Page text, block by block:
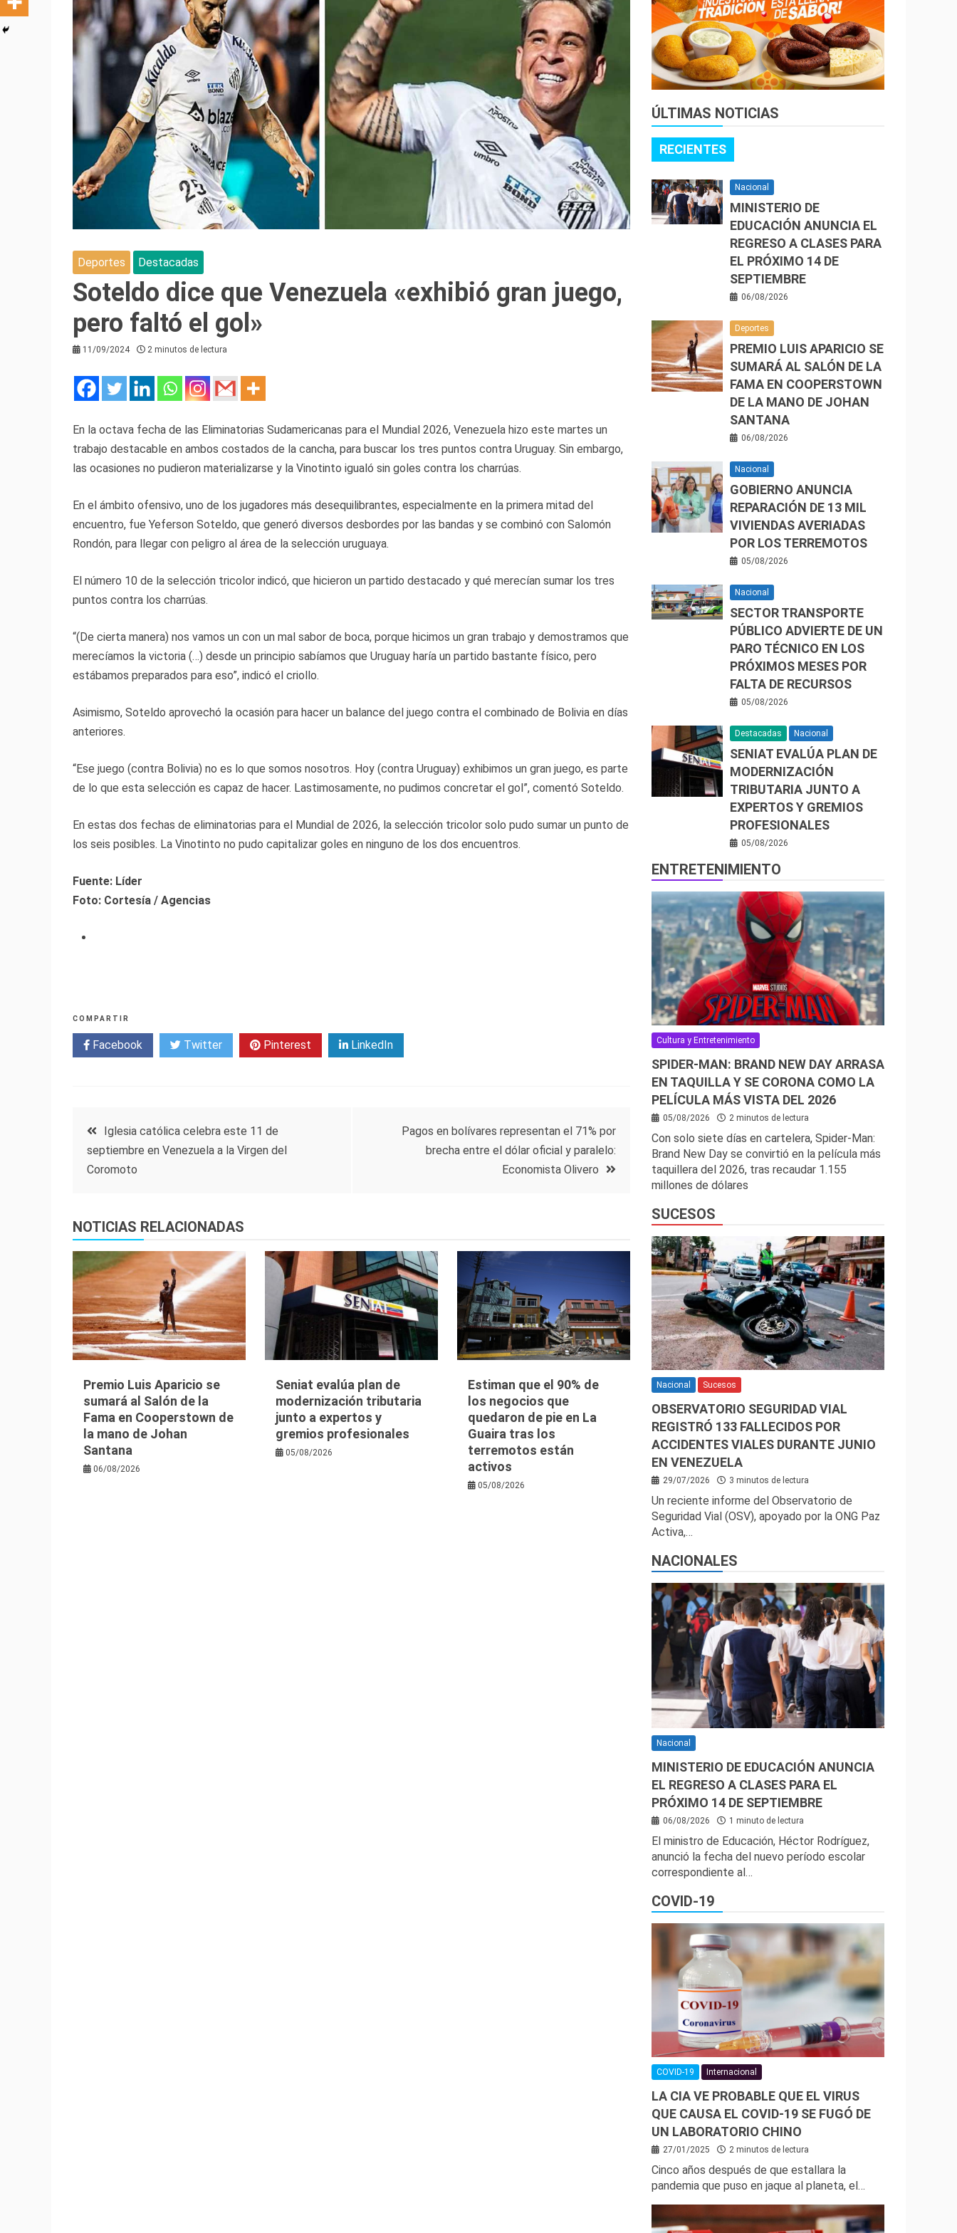
Deportes Destacadas
Soteldo dice que Venezuela «exhibió gran juego,
pero faltó el gol»
11/09/2024 2 minutos de lectura
En la octava fecha de las Eliminatorias Sudamericanas para el Mundial 2026, Venezuela hizo este martes un
trabajo destacable en ambos costados de la cancha, para buscar los tres puntos contra Uruguay. Sin embargo,
las ocasiones no pudieron materializarse y la Vinotinto igualó sin goles contra los charrúas.
En el ámbito ofensivo, uno de los jugadores más desequilibrantes, especialmente en la primera mitad del
encuentro, fue Yeferson Soteldo, que generó diversos desbordes por las bandas y se combinó con Salomón
Rondón, para llegar con peligro al área de la selección uruguaya.
El número 10 de la selección tricolor indicó, que hicieron un partido destacado y qué merecían sumar los tres
puntos contra los charrúas.
“(De cierta manera) nos vamos un con un mal sabor de boca, porque hicimos un gran trabajo y demostramos que
merecíamos la victoria (…) desde un principio sabíamos que Uruguay haría un partido bastante físico, pero
estábamos preparados para eso”, indicó el criollo.
Asimismo, Soteldo aprovechó la ocasión para hacer un balance del juego contra el combinado de Bolivia en días
anteriores.
“Ese juego (contra Bolivia) no es lo que somos nosotros. Hoy (contra Uruguay) exhibimos un gran juego, es parte
de lo que esta selección es capaz de hacer. Lastimosamente, no pudimos concretar el gol”, comentó Soteldo.
En estas dos fechas de eliminatorias para el Mundial de 2026, la selección tricolor solo pudo sumar un punto de
los seis posibles. La Vinotinto no pudo capitalizar goles en ninguno de los dos encuentros.
Fuente: Líder
Foto: Cortesía / Agencias
COMPARTIR
Facebook Twitter Pinterest LinkedIn
Navegación
de
Iglesia católica celebra este 11 de
septiembre en Venezuela a la Virgen del
Coromoto
Pagos en bolívares representan el 71% por
brecha entre el dólar oficial y paralelo:
Economista Olivero
NOTICIAS RELACIONADAS
Premio Luis Aparicio se
sumará al Salón de la
Fama en Cooperstown de
la mano de Johan
Santana
06/08/2026
Seniat evalúa plan de
modernización tributaria
junto a expertos y
gremios profesionales
05/08/2026
Estiman que el 90% de
los negocios que
quedaron de pie en La
Guaira tras los
terremotos están
activos
05/08/2026
ÚLTIMAS NOTICIAS
RECIENTES
Nacional
MINISTERIO DE
EDUCACIÓN ANUNCIA EL
REGRESO A CLASES PARA
EL PRÓXIMO 14 DE
SEPTIEMBRE
06/08/2026
Deportes
PREMIO LUIS APARICIO SE
SUMARÁ AL SALÓN DE LA
FAMA EN COOPERSTOWN
DE LA MANO DE JOHAN
SANTANA
06/08/2026
Nacional
GOBIERNO ANUNCIA
REPARACIÓN DE 13 MIL
VIVIENDAS AVERIADAS
POR LOS TERREMOTOS
05/08/2026
Nacional
SECTOR TRANSPORTE
PÚBLICO ADVIERTE DE UN
PARO TÉCNICO EN LOS
PRÓXIMOS MESES POR
FALTA DE RECURSOS
05/08/2026
Destacadas Nacional
SENIAT EVALÚA PLAN DE
MODERNIZACIÓN
TRIBUTARIA JUNTO A
EXPERTOS Y GREMIOS
PROFESIONALES
05/08/2026
ENTRETENIMIENTO
Cultura y Entretenimiento
SPIDER-MAN: BRAND NEW DAY ARRASA
EN TAQUILLA Y SE CORONA COMO LA
PELÍCULA MÁS VISTA DEL 2026
05/08/2026 2 minutos de lectura
Con solo siete días en cartelera, Spider-Man:
Brand New Day se convirtió en la película más
taquillera del 2026, tras recaudar 1.155
millones de dólares
SUCESOS
Nacional Sucesos
OBSERVATORIO SEGURIDAD VIAL
REGISTRÓ 133 FALLECIDOS POR
ACCIDENTES VIALES DURANTE JUNIO
EN VENEZUELA
29/07/2026 3 minutos de lectura
Un reciente informe del Observatorio de
Seguridad Vial (OSV), apoyado por la ONG Paz
Activa,…
NACIONALES
Nacional
MINISTERIO DE EDUCACIÓN ANUNCIA
EL REGRESO A CLASES PARA EL
PRÓXIMO 14 DE SEPTIEMBRE
06/08/2026 1 minuto de lectura
El ministro de Educación, Héctor Rodríguez,
anunció la fecha del nuevo período escolar
correspondiente al…
COVID-19
COVID-19 Internacional
LA CIA VE PROBABLE QUE EL VIRUS
QUE CAUSA EL COVID-19 SE FUGÓ DE
UN LABORATORIO CHINO
27/01/2025 2 minutos de lectura
Cinco años después de que estallara la
pandemia que puso en jaque al planeta, el…